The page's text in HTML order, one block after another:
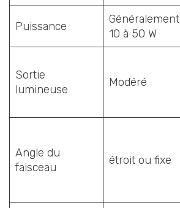
Puissance
Généralement
10 à 50 W
Sortie
lumineuse
Modéré
Angle du
faisceau
étroit ou fixe